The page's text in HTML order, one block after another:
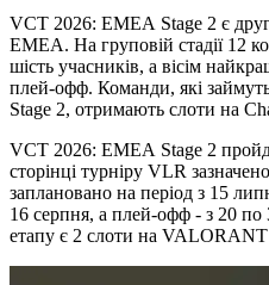
VCT 2026: EMEA Stage 2 є
EMEA. На груповій стадії 12
шість учасників, а вісім
плей-офф. Команди, які
Stage 2, отримають слоти на
VCT 2026: EMEA Stage 2
сторінці турніру VLR
заплановано на період з 15
16 серпня, а плей-офф - з 20
етапу є 2 слоти на